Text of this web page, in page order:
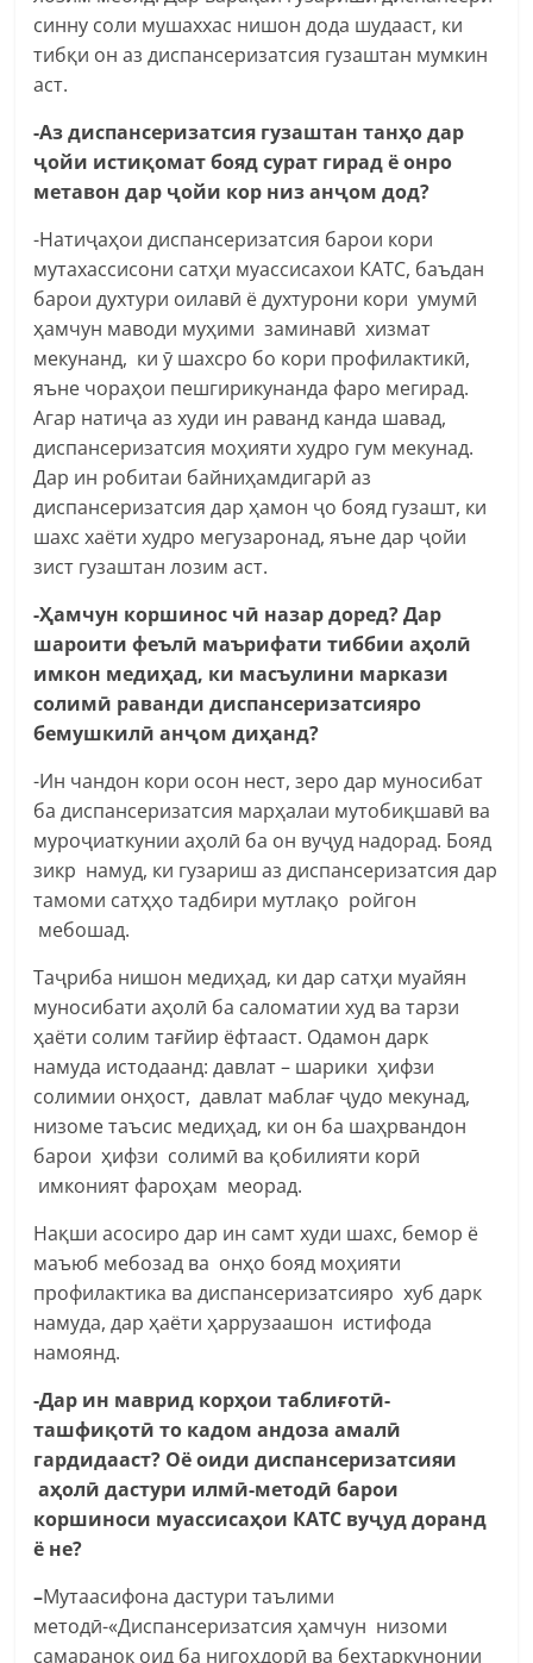
синну соли мушаххас нишон дода шудааст, ки
тибқи он аз диспансеризатсия гузаштан мумкин
аст.
-Аз диспансеризатсия гузаштантанҳодар
ҷойи истиқомат бояд сурат гирад ё онро
метавон дар ҷойи кор низ анҷом дод?
-Натиҷаҳои диспансеризатсия барои кори
мутахассисони сатҳи муассисахои КАТС, баъдан
барои духтури оилавӣ ё духтурони кори умумӣ
ҳамчун маводи муҳими заминавӣ хизмат
мекунанд, ки ӯ шахсро бо кори профилактикӣ,
яъне чораҳои пешгирикунанда фаро мегирад.
Агар натиҷа аз худи ин раванд канда шавад,
диспансеризатсия моҳияти худро гум мекунад.
Дар ин робитаи байниҳамдигарӣ аз
диспансеризатсия дар ҳамон ҷо бояд гузашт, ки
шахс хаёти худро мегузаронад, яъне дар ҷойи
зист гузаштан лозим аст.
-Ҳамчун коршинос чӣ назар доред? Дар
шароити феълӣ маърифати тиббии аҳолӣ
имкон медиҳад, ки масъулини маркази
солимӣ раванди диспансеризатсияро
бемушкилӣ анҷом диҳанд?
-Ин чандон кори осон нест, зеро дар муносибат
ба диспансеризатсия марҳалаи мутобиқшавӣ ва
муроҷиаткунии аҳолӣ ба он вуҷуд надорад. Бояд
зикр намуд, ки гузариш аз диспансеризатсия дар
тамоми сатҳҳо тадбири мутлақо ройгон
мебошад.
Таҷриба нишон медиҳад, ки дар сатҳи муайян
муносибати аҳолӣ ба саломатии худ ва тарзи
ҳаёти солим тағйир ёфтааст. Одамон дарк
намуда истодаанд: давлат – шарики ҳифзи
солимии онҳост, давлат маблағ ҷудо мекунад,
низоме таъсис медиҳад, ки он ба шаҳрвандон
барои ҳифзи солимӣ ва қобилияти корӣ
имконият фароҳам меорад.
Нақши асосиро дар ин самт худи шахс, бемор ё
маъюб мебозад ва онҳо бояд моҳияти
профилактика ва диспансеризатсияро хуб дарк
намуда, дар ҳаёти ҳаррузаашон истифода
намоянд.
-Дар ин маврид корҳои таблиғотӣ-
ташфиқотӣ то кадом андоза амалӣ
гардидааст? Оё оиди диспансеризатсияи
аҳолӣ дастури илмӣ-методӣ барои
коршиноси муассисаҳои КАТС вуҷуд доранд
ё не?
–Мутаасифона дастури таълими
методӣ-«Диспансеризатсия ҳамчун низоми
самаранок оид ба нигоҳдорӣ ва беҳтаркунонии